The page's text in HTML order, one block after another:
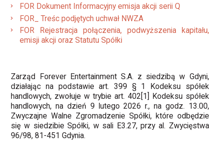
FOR Dokument Informacyjny emisja akcji serii Q
FOR_ Treśc podjętych uchwał NWZA
FOR Rejestracja połączenia, podwyższenia kapitału,
emisji akcji oraz Statutu Spółki
Zarząd Forever Entertainment S.A. z siedzibą w Gdyni,
działając na podstawie art. 399 § 1 Kodeksu spółek
handlowych, zwołuje w trybie art. 402[1] Kodeksu spółek
handlowych, na dzień 9 lutego 2026 r., na godz. 13.00,
Zwyczajne Walne Zgromadzenie Spółki, które odbędzie
się w siedzibie Spółki, w sali E3.27, przy al. Zwycięstwa
96/98, 81-451 Gdynia.